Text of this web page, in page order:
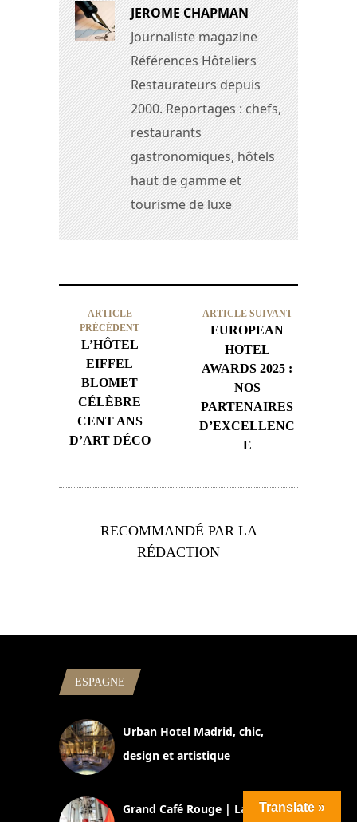
JEROME CHAPMAN
Journaliste magazine
Références Hôteliers
Restaurateurs depuis
2000. Reportages : chefs,
restaurants
gastronomiques, hôtels
haut de gamme et
tourisme de luxe
ARTICLE
PRÉCÉDENT
L’HÔTEL
EIFFEL
BLOMET
CÉLÈBRE
CENT ANS
D’ART DÉCO
ARTICLE SUIVANT
EUROPEAN
HOTEL
AWARDS 2025 :
NOS
PARTENAIRES
D’EXCELLENC
E
RECOMMANDÉ PAR LA
RÉDACTION
ESPAGNE
Urban Hotel Madrid, chic,
design et artistique
Grand Café Rouge | La chicTranslate »